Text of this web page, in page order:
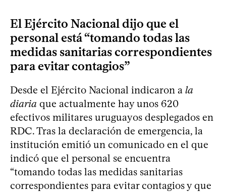
El Ejército Nacional dijo que el
personal está “tomando todas las
medidas sanitarias correspondientes
para evitar contagios”
Desde el Ejército Nacional indicaron a la
diaria que actualmente hay unos 620
efectivos militares uruguayos desplegados en
RDC. Tras la declaración de emergencia, la
institución emitió un comunicado en el que
indicó que el personal se encuentra
“tomando todas las medidas sanitarias
correspondientes para evitar contagios y que